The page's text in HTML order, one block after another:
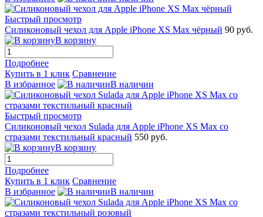
Быстрый просмотр
Силиконовый чехол для Apple iPhone XS Max чёрный 90 руб.
В корзину
Подробнее
Купить в 1 клик Сравнение
В избранное
В наличии
Быстрый просмотр
Силиконовый чехол Sulada для Apple iPhone XS Max со
стразами текстильный красный 550 руб.
В корзину
Подробнее
Купить в 1 клик Сравнение
В избранное
В наличии